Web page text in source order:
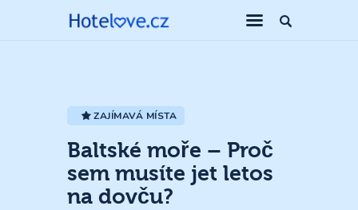
ZAJÍMAVÁ MÍSTA
Baltské moře – Proč
sem musíte jet letos
na dovču?